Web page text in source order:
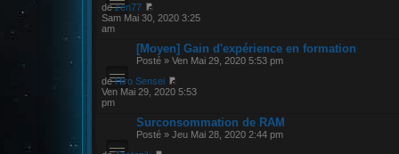
dezen77
Sam Mai 30, 2020 3:25
am
[Moyen] Gain d'expérience en formation
Posté » Ven Mai 29, 2020 5:53 pm
deHiro Sensei
Ven Mai 29, 2020 5:53
pm
Surconsommation de RAM
Posté » Jeu Mai 28, 2020 2:44 pm